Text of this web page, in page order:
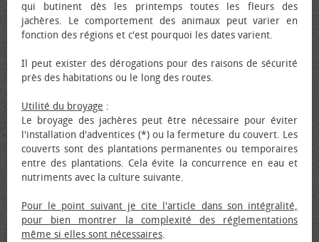
qui butinent dès les printemps toutes les fleurs des
jachères. Le comportement des animaux peut varier en
fonction des régions et c'est pourquoi les dates varient.
Il peut exister des dérogations pour des raisons de sécurité
près des habitations ou le long des routes.
Utilité du broyage :
Le broyage des jachères peut être nécessaire pour éviter
l'installation d'adventices (*) ou la fermeture du couvert. Les
couverts sont des plantations permanentes ou temporaires
entre des plantations. Cela évite la concurrence en eau et
nutriments avec la culture suivante.
Pour le point suivant je cite l'article dans son intégralité,
pour bien montrer la complexité des réglementations
même si elles sont nécessaires.